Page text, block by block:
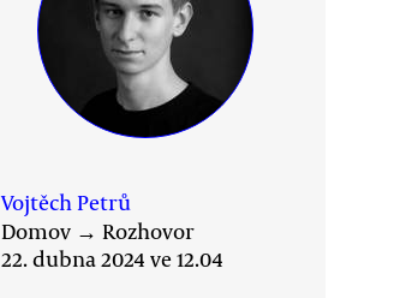
Vojtěch Petrů
Domov → Rozhovor
22. dubna 2024 ve 12.04